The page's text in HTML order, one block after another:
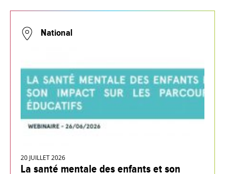
National
20 JUILLET 2026
La santé mentale des enfants et son